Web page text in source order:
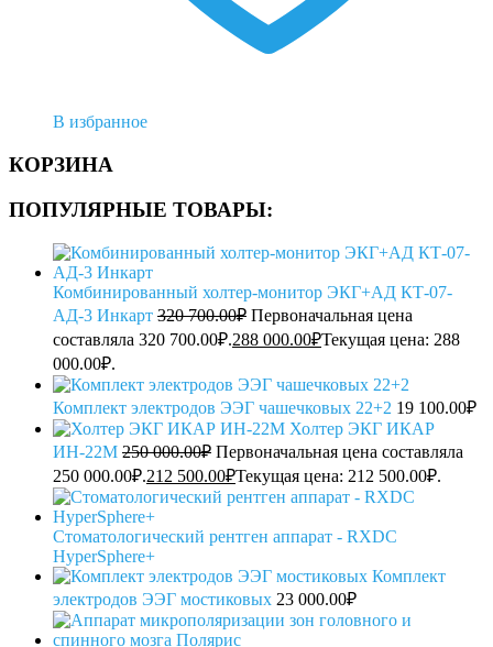
В избранное
КОРЗИНА
ПОПУЛЯРНЫЕ ТОВАРЫ:
Комбинированный холтер-монитор ЭКГ+АД КТ-07-
АД-3 Инкарт 320 700.00₽ Первоначальная цена
составляла 320 700.00₽.288 000.00₽Текущая цена: 288
000.00₽.
Комплект электродов ЭЭГ чашечковых 22+2 19 100.00₽
Холтер ЭКГ ИКАР
ИН-22М 250 000.00₽ Первоначальная цена составляла
250 000.00₽.212 500.00₽Текущая цена: 212 500.00₽.
Стоматологический рентген аппарат - RXDC
HyperSphere+
Комплект
электродов ЭЭГ мостиковых 23 000.00₽